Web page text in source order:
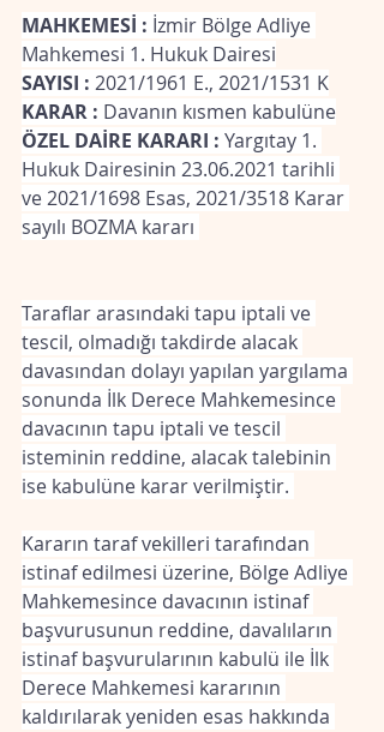
MAHKEMESİ : İzmir Bölge Adliye
Mahkemesi 1. Hukuk Dairesi
SAYISI : 2021/1961 E., 2021/1531 K
KARAR : Davanın kısmen kabulüne
ÖZEL DAİRE KARARI : Yargıtay 1.
Hukuk Dairesinin 23.06.2021 tarihli
ve 2021/1698 Esas, 2021/3518 Karar
sayılı BOZMA kararı
Taraflar arasındaki tapu iptali ve
tescil, olmadığı takdirde alacak
davasından dolayı yapılan yargılama
sonunda İlk Derece Mahkemesince
davacının tapu iptali ve tescil
isteminin reddine, alacak talebinin
ise kabulüne karar verilmiştir.
Kararın taraf vekilleri tarafından
istinaf edilmesi üzerine, Bölge Adliye
Mahkemesince davacının istinaf
başvurusunun reddine, davalıların
istinaf başvurularının kabulü ile İlk
Derece Mahkemesi kararının
kaldırılarak yeniden esas hakkında